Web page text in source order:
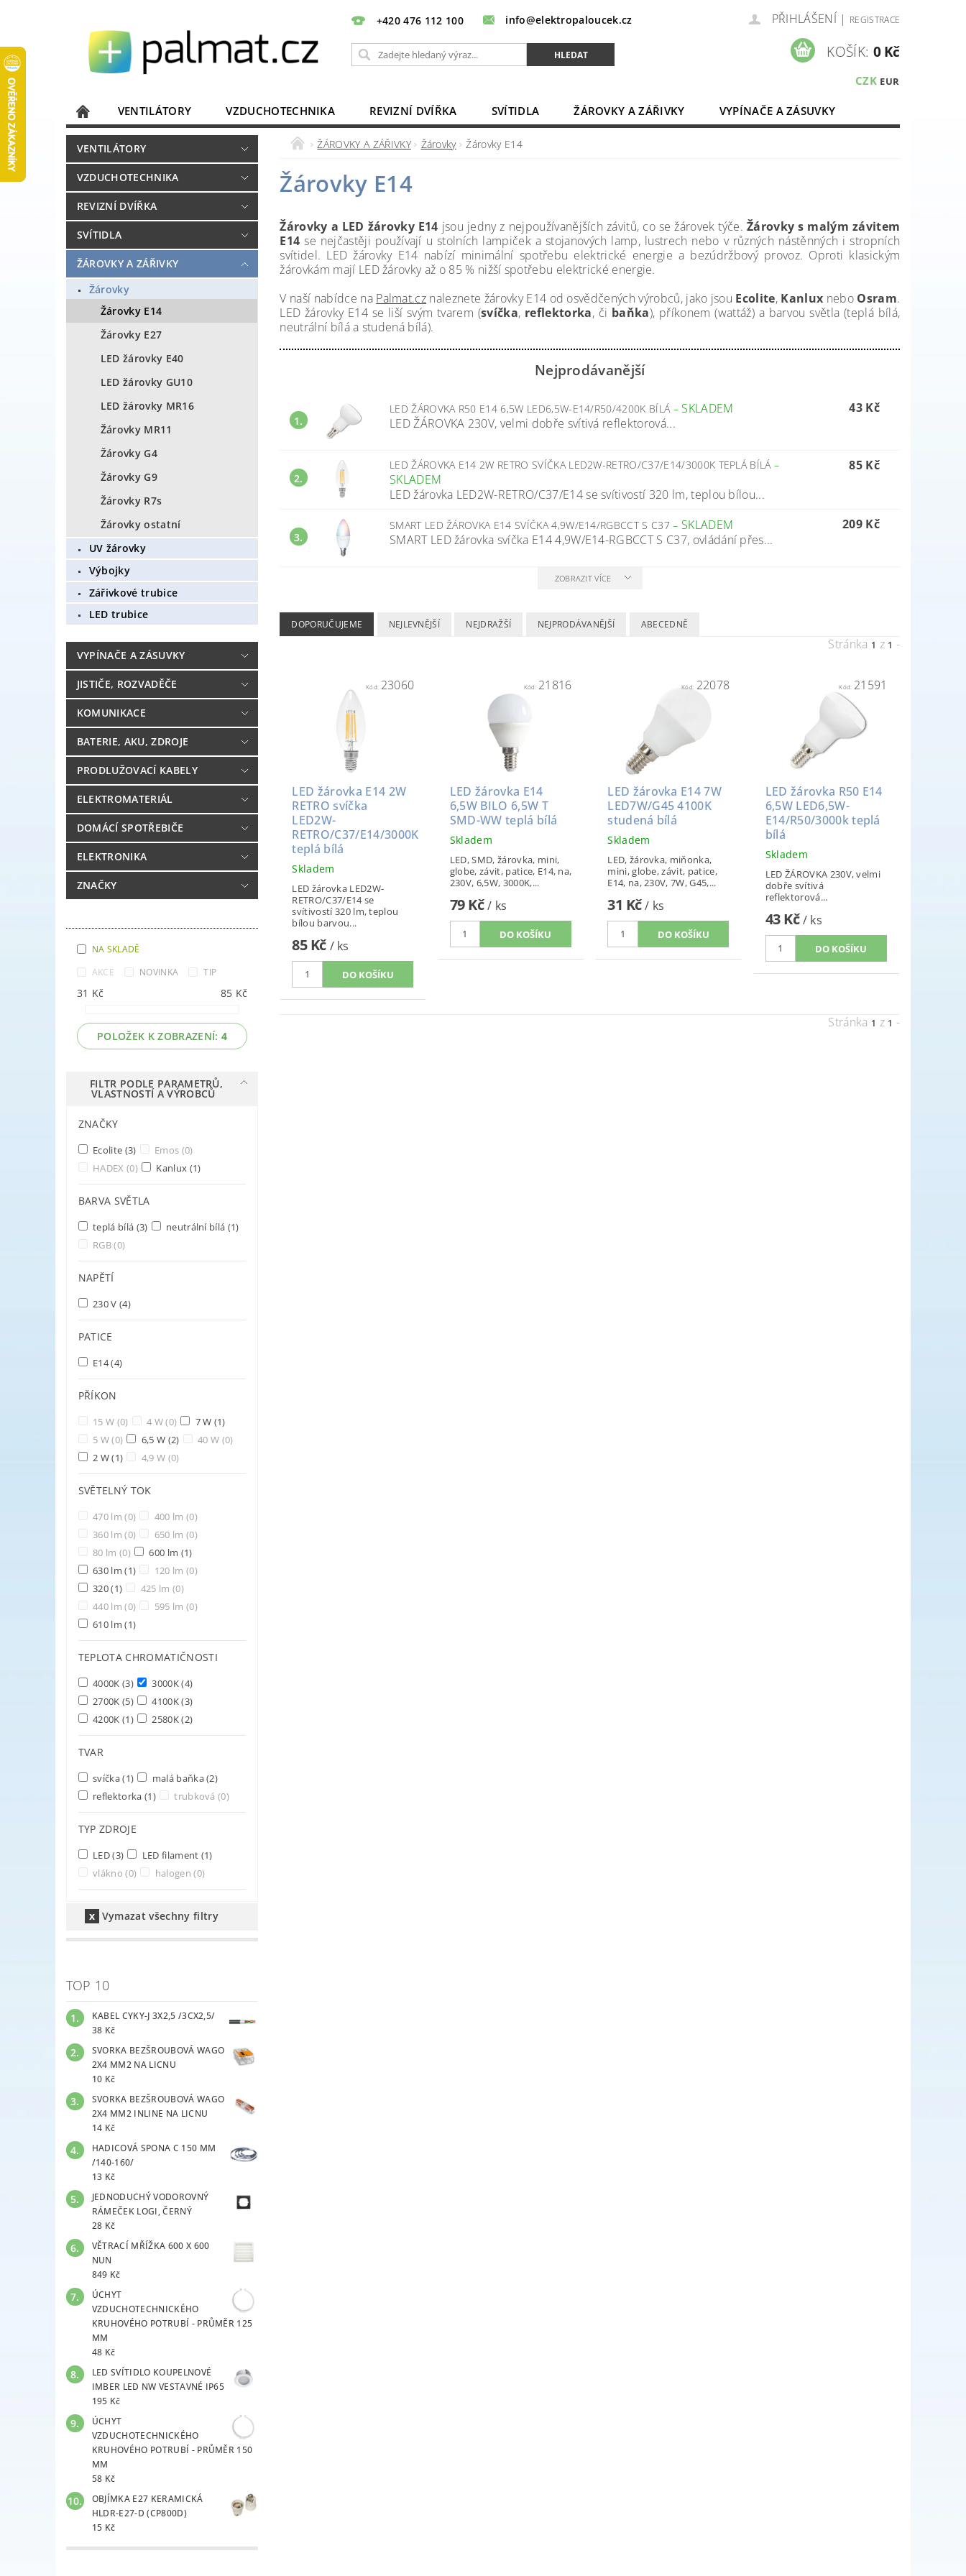
+420 476 112 100 info@elektropaloucek.cz PŘIHLÁŠENÍ | REGISTRACE
CZK EUR
KOŠÍK: 0 Kč
VENTILÁTORY VZDUCHOTECHNIKA REVIZNÍ DVÍŘKA SVÍTIDLA ŽÁROVKY A ZÁŘIVKY
VYPÍNAČE A ZÁSUVKY
JISTIČE, ROZVADĚČE
KOMUNIKACE BATERIE, AKU, ZDROJE
DOMÁCÍ SPOTŘEBIČE
ELEKTRONIKA
VENTILÁTORY
VZDUCHOTECHNIKA
REVIZNÍ DVÍŘKA
SVÍTIDLA
ŽÁROVKY A ZÁŘIVKY
Žárovky
Žárovky E14
Žárovky E27
LED žárovky E40
LED žárovky GU10
LED žárovky MR16
Žárovky MR11
Žárovky G4
Žárovky G9
Žárovky R7s
Žárovky ostatní
UV žárovky
Výbojky
Zářivkové trubice
LED trubice
VYPÍNAČE A ZÁSUVKY
JISTIČE, ROZVADĚČE
KOMUNIKACE
BATERIE, AKU, ZDROJE
PRODLUŽOVACÍ KABELY
ELEKTROMATERIÁL
DOMÁCÍ SPOTŘEBIČE
ELEKTRONIKA
ZNAČKY
NA SKLADĚ
AKCE
NOVINKA TIP
31 Kč 85 Kč
POLOŽEK K ZOBRAZENÍ: 4
FILTR PODLE PARAMETRŮ,
VLASTNOSTÍ A VÝROBCŮ
ZNAČKY
Ecolite (3) Emos (0)
HADEX(0) Kanlux (1)
BARVA SVĚTLA
teplá bílá (3) neutrální bílá (1)
RGB(0)
NAPĚTÍ
230 V(4)
PATICE
E14(4)
PŘÍKON
15 W (0) 4 W(0) 7 W (1)
5 W(0) 6,5 W (2) 40 W (0)
2 W(1) 4,9 W (0)
SVĚTELNÝ TOK
470 lm(0) 400 lm (0)
360 lm(0) 650 lm (0)
80 lm(0) 600 lm (1)
630 lm(1) 120 lm (0)
320(1) 425 lm (0)
440 lm(0) 595 lm (0)
610 lm(1)
TEPLOTA CHROMATIČNOSTI
4000K(3) 3000K(4)
2700K(5) 4100K(3)
4200K(1) 2580K(2)
TVAR
svíčka(1) malá baňka(2)
reflektorka (1) trubková(0)
TYP ZDROJE
LED(3) LED filament (1)
vlákno(0) halogen(0)
Vymazat všechny filtry
TOP 10
KABEL CYKY-J 3X2,5 /3CX2,5/
38 Kč
SVORKA BEZŠROUBOVÁ WAGO
2X4 MM2 NA LICNU
10 Kč
SVORKA BEZŠROUBOVÁ WAGO
2X4 MM2 INLINE NA LICNU
14 Kč
HADICOVÁ SPONA C 150 MM
/140-160/
13 Kč
JEDNODUCHÝ VODOROVNÝ
RÁMEČEK LOGI, ČERNÝ
28 Kč
VĚTRACÍ MŘÍŽKA 600 X 600
NUN
849 Kč
ÚCHYT
VZDUCHOTECHNICKÉHO
KRUHOVÉHO POTRUBÍ - PRŮMĚR 125
MM
48 Kč
LED SVÍTIDLO KOUPELNOVÉ
IMBER LED NW VESTAVNÉ IP65
195 Kč
ÚCHYT
VZDUCHOTECHNICKÉHO
KRUHOVÉHO POTRUBÍ - PRŮMĚR 150
MM
58 Kč
OBJÍMKA E27 KERAMICKÁ
HLDR-E27-D (CP800D)
15 Kč
ŽÁROVKY A ZÁŘIVKY Žárovky Žárovky E14
Žárovky E14
Žárovky a LED žárovky E14 jsou jedny z nejpoužívanějších závitů, co se žárovek týče.Žárovky s malým závitem
E14 se nejčastěji používají u stolních lampiček a stojanových lamp, lustrech nebo v různých nástěnných i stropních
svítidel. LED žárovky E14 nabízí minimální spotřebu elektrické energie a bezúdržbový provoz. Oproti klasickým
žárovkám mají LED žárovky až o 85 % nižší spotřebu elektrické energie.
V naší nabídce na Palmat.cz naleznete žárovky E14 od osvědčených výrobců, jako jsou Ecolite, Kanlux nebo Osram.
LED žárovky E14 se liší svým tvarem (svíčka, reflektorka, či baňka), příkonem (wattáž) a barvou světla (teplá bílá,
neutrální bílá a studená bílá).
Nejprodávanější
1.
LED ŽÁROVKA R50 E14 6,5W LED6,5W-E14/R50/4200K BÍLÁ – SKLADEM
LED ŽÁROVKA 230V, velmi dobře svítivá reflektorová...
43 Kč
2.
LED ŽÁROVKA E14 2W RETRO SVÍČKA LED2W-RETRO/C37/E14/3000K TEPLÁ BÍLÁ–
SKLADEM
LED žárovka LED2W-RETRO/C37/E14 se svítivostí 320 lm, teplou bílou...
85 Kč
3.
SMART LED ŽÁROVKA E14 SVÍČKA 4,9W/E14/RGBCCT S C37– SKLADEM
SMART LED žárovka svíčka E14 4,9W/E14-RGBCCT S C37, ovládání přes...
209 Kč
ZOBRAZIT VÍCE
DOPORUČUJEME NEJLEVNĚJŠÍ NEJDRAŽŠÍ NEJPRODÁVANĚJŠÍ ABECEDNĚ
Stránka 1 z 1 -
Kód: 23060
LED žárovka E14 2W
RETRO svíčka
LED2W-
RETRO/C37/E14/3000K
teplá bílá
Skladem
LED žárovka LED2W-
RETRO/C37/E14 se
svítivostí 320 lm, teplou
bílou barvou...
85 Kč / ks
Kód: 21816
LED žárovka E14
6,5W BILO 6,5W T
SMD-WW teplá bílá
Skladem
LED, SMD, žárovka, mini,
globe, závit, patice, E14, na,
230V, 6,5W, 3000K,...
79 Kč/ ks
Kód: 22078
LED žárovka E14 7W
LED7W/G45 4100K
studená bílá
Skladem
LED, žárovka, miňonka,
mini, globe, závit, patice,
E14, na, 230V, 7W, G45,...
31 Kč/ ks
Kód: 21591
LED žárovka R50 E14
6,5W LED6,5W-
E14/R50/3000k teplá
bílá
Skladem
LED ŽÁROVKA 230V, velmi
dobře svítivá
reflektorová...
43 Kč/ ks
Stránka 1 z 1 -